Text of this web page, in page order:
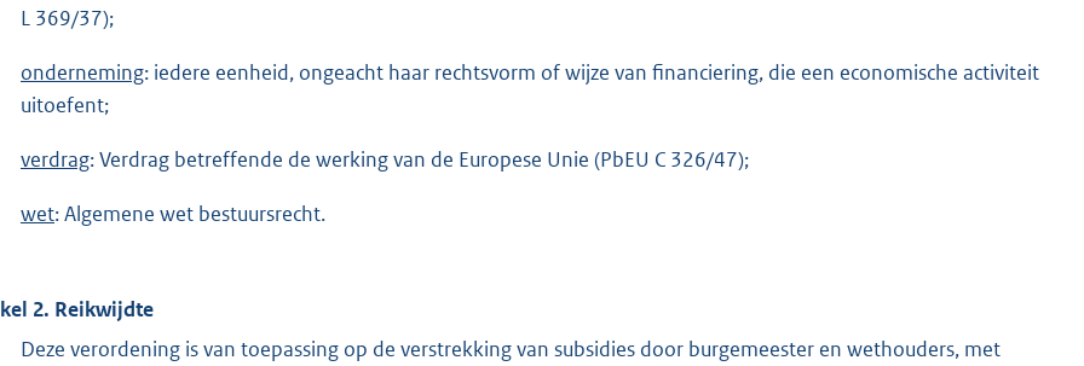
L 369/37);
onderneming: iedere eenheid, ongeacht haar rechtsvorm of wijze van financiering, die een economische activiteit
uitoefent;
verdrag: Verdrag betreffende de werking van de Europese Unie (PbEU C 326/47);
wet: Algemene wet bestuursrecht.
2. Reikwijdte
Deze verordening is van toepassing op de verstrekking van subsidies door burgemeester en wethouders, met